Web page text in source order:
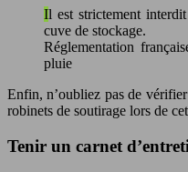
Il est strictement interdit d’utiliser de l’anti-gel dans la
cuve de stockage.
Réglementation
pluie
Enfin, n’oubliez pas de
robinets de soutirage lors de
Tenir un carnet